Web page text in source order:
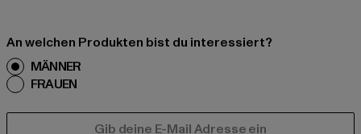
An welchen Produkten bist du interessiert?
MÄNNER
FRAUEN